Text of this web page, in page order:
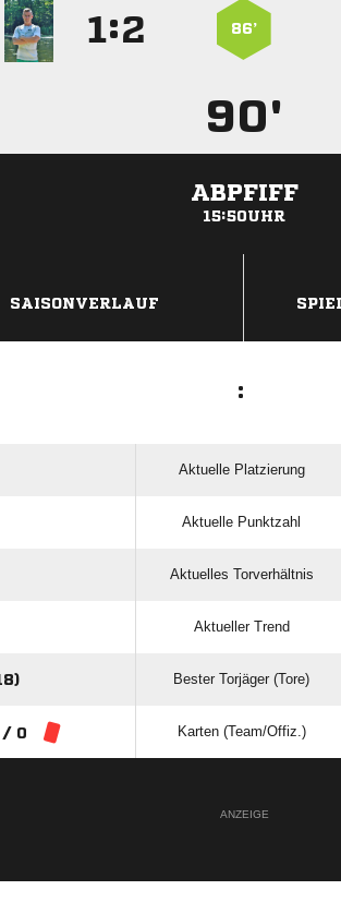
: 86’
90'
ABPFIFF
15:50UHR
SAISONVERLAUF
:
Aktuelle Platzierung
Aktuelle Punktzahl
Aktuelles Torverhältnis
Aktueller Trend
Bester Torjäger (Tore)
/ 0 Karten (Team/Offiz.)
ANZEIGE